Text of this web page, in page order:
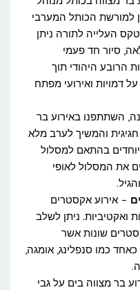
למורשת הכותל המערבי
העלייה לתורה ניתן
סיור חד פעמי
הרובע היהודי תוך
דמויות ואירועי מפתח
השתתפנו באירוע בר
והמשיך לערב מלא
בהתאם למסלול
את המסלול לאופי
– אירוע אקסטרים
ניתן לשלב
שונות אשר
כמו סנפלינג, אומגה,
בר מצווה בים על גבי